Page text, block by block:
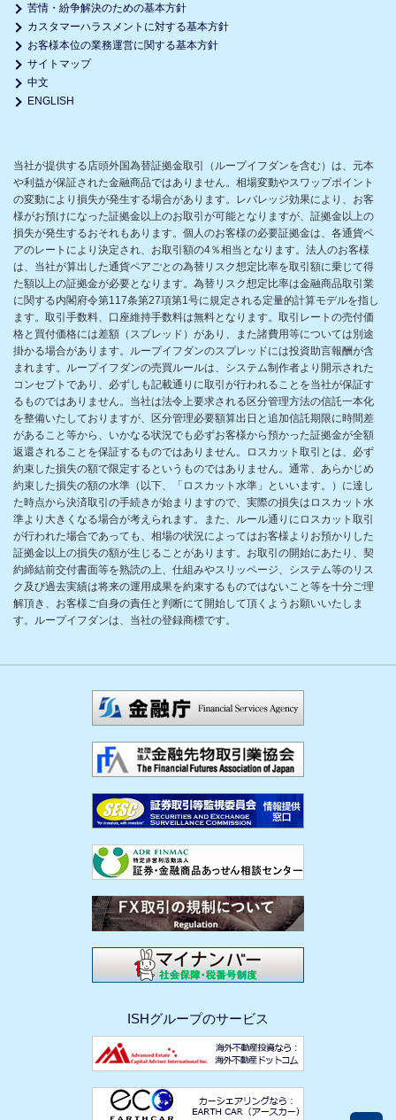
苦情・紛争解決のための基本方針
カスタマーハラスメントに対する基本方針
お客様本位の業務運営に関する基本方針
サイトマップ
中文
ENGLISH
当社が提供する店頭外国為替証拠金取引（ループイフダンを含む）は、元本
や利益が保証された金融商品ではありません。相場変動やスワップポイント
の変動により損失が発生する場合があります。レバレッジ効果により、お客
様がお預けになった証拠金以上のお取引が可能となりますが、証拠金以上の
損失が発生するおそれもあります。個人のお客様の必要証拠金は、各通貨ペ
アのレートにより決定され、お取引額の4％相当となります。法人のお客様
は、当社が算出した通貨ペアごとの為替リスク想定比率を取引額に乗じて得
た額以上の証拠金が必要となります。為替リスク想定比率は金融商品取引業
に関する内閣府令第117条第27項第1号に規定される定量的計算モデルを指し
ます。取引手数料、口座維持手数料は無料となります。取引レートの売付価
格と買付価格には差額（スプレッド）があり、また諸費用等については別途
掛かる場合があります。ループイフダンのスプレッドには投資助言報酬が含
まれます。ループイフダンの売買ルールは、システム制作者より開示された
コンセプトであり、必ずしも記載通りに取引が行われることを当社が保証す
るものではありません。当社は法令上要求される区分管理方法の信託一本化
を整備いたしておりますが、区分管理必要額算出日と追加信託期限に時間差
があること等から、いかなる状況でも必ずお客様から預かった証拠金が全額
返還されることを保証するものではありません。ロスカット取引とは、必ず
約束した損失の額で限定するというものではありません。通常、あらかじめ
約束した損失の額の水準（以下、「ロスカット水準」といいます。）に達し
た時点から決済取引の手続きが始まりますので、実際の損失はロスカット水
準より大きくなる場合が考えられます。また、ルール通りにロスカット取引
が行われた場合であっても、相場の状況によってはお客様よりお預かりした
証拠金以上の損失の額が生じることがあります。お取引の開始にあたり、契
約締結前交付書面等を熟読の上、仕組みやスリッページ、システム等のリス
ク及び過去実績は将来の運用成果を約束するものではないこと等を十分ご理
解頂き、お客様ご自身の責任と判断にて開始して頂くようお願いいたしま
す。ループイフダンは、当社の登録商標です。
ISHグループのサービス